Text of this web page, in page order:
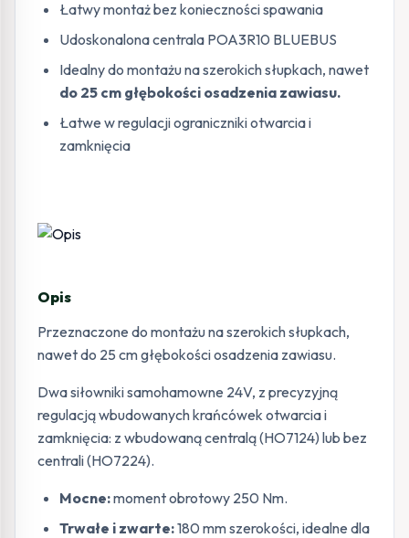
Łatwy montaż bez konieczności spawania
Udoskonalona centrala POA3R10 BLUEBUS
Idealny do montażu na szerokich słupkach, nawet
do 25 cm głębokości osadzenia zawiasu.
Łatwe w regulacji ograniczniki otwarcia i
zamknięcia
Opis
Przeznaczone do montażu na szerokich słupkach,
nawet do 25 cm głębokości osadzenia zawiasu.
Dwa siłowniki samohamowne 24V, z precyzyjną
regulacją wbudowanych krańcówek otwarcia i
zamknięcia: z wbudowaną centralą (HO7124) lub bez
centrali (HO7224).
Mocne:moment obrotowy 250 Nm.
Trwałe i zwarte:180 mm szerokości, idealne dla